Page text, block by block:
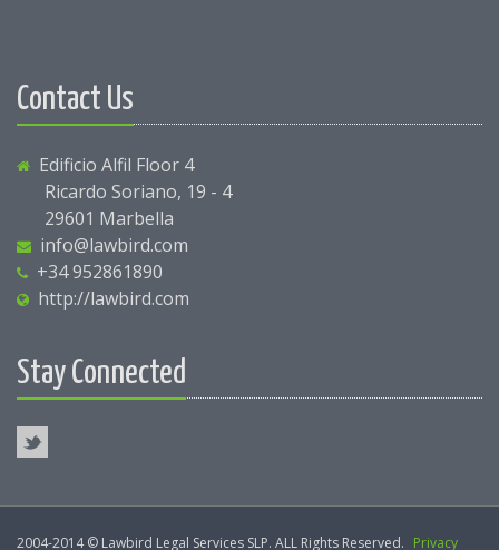
Contact Us
Edificio Alfil Floor 4
Ricardo Soriano, 19 - 4
29601 Marbella
info@lawbird.com
+34 952861890
http://lawbird.com
Stay Connected
2004-2014 © Lawbird Legal Services SLP. ALL Rights Reserved. Privacy